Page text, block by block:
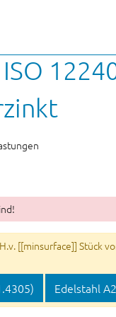
[[minsurface]] Stück
Edelstahl